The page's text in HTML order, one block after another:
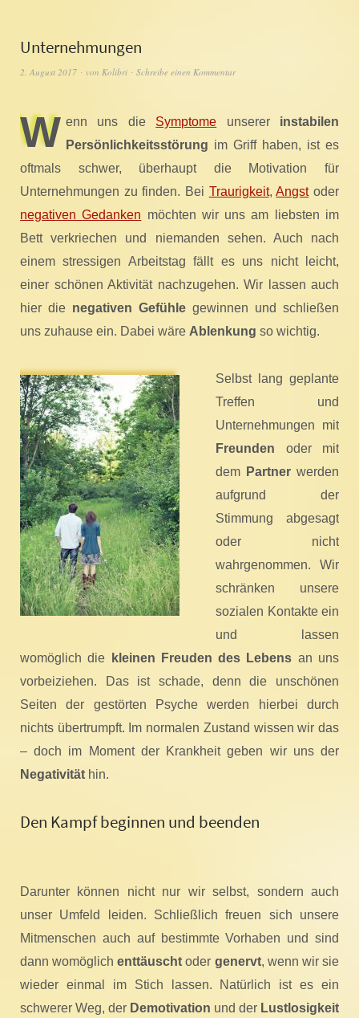
Unternehmungen
2. August 2017 von Kolibri Schreibe einen Kommentar
W enn uns die Symptome unserer instabilen
Persönlichkeitsstörung im Griff haben, ist es
oftmals schwer, überhaupt die Motivation für
Unternehmungen zu finden. Bei Traurigkeit,Angstoder
negativen Gedanken möchten wir uns am liebsten im
Bett verkriechen und niemanden sehen. Auch nach
einem stressigen Arbeitstag fällt es uns nicht leicht,
einer schönen Aktivität nachzugehen. Wir lassen auch
hier die negativen Gefühle gewinnen und schließen
uns zuhause ein. Dabei wäre Ablenkung so wichtig.
Selbst lang geplante
Treffen und
Unternehmungen mit
Freunden oder mit
dem Partner werden
aufgrund der
Stimmung abgesagt
oder nicht
wahrgenommen. Wir
schränken unsere
sozialen Kontakte ein
und lassen
womöglich die
kleinen Freuden des Lebens an uns
vorbeiziehen. Das ist schade, denn die unschönen
Seiten der gestörten Psyche werden hierbei durch
nichts übertrumpft. Im normalen Zustand wissen wir das
– doch im Moment der Krankheit geben wir uns der
Negativität hin.
Den Kampf beginnen und beenden
Darunter können nicht nur wir selbst, sondern auch
unser Umfeld leiden. Schließlich freuen sich unsere
Mitmenschen auch auf bestimmte Vorhaben und sind
dann womöglichenttäuscht oder genervt, wenn wir sie
wieder einmal im Stich lassen. Natürlich ist es ein
schwerer Weg, der Demotivation und der Lustlosigkeit